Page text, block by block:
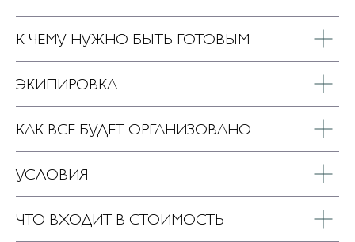
К ЧЕМУ НУЖНО БЫТЬ ГОТОВЫМ
ЭКИПИРОВКА
КАК ВСЕ БУДЕТ ОРГАНИЗОВАНО
УСЛОВИЯ
ЧТО ВХОДИТ В СТОИМОСТЬ